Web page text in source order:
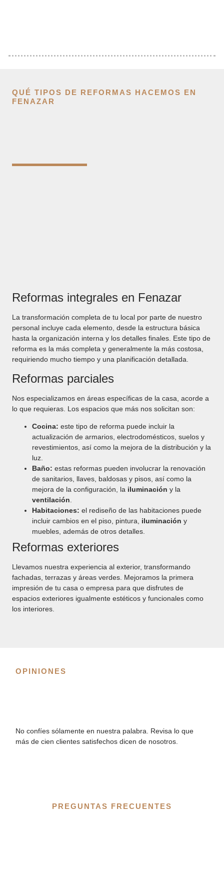
QUÉ TIPOS DE REFORMAS HACEMOS EN
FENAZAR
Reformas integrales en Fenazar
La transformación completa de tu local por parte de nuestro
personal incluye cada elemento, desde la estructura básica
hasta la organización interna y los detalles finales. Este tipo de
reforma es la más completa y generalmente la más costosa,
requiriendo mucho tiempo y una planificación detallada.
Reformas parciales
Nos especializamos en áreas específicas de la casa, acorde a
lo que requieras. Los espacios que más nos solicitan son:
Cocina: este tipo de reforma puede incluir la
actualización de armarios, electrodomésticos, suelos y
revestimientos, así como la mejora de la distribución y la
luz.
Baño: estas reformas pueden involucrar la renovación
de sanitarios, llaves, baldosas y pisos, así como la
mejora de la configuración, la iluminación y la
ventilación
Habitaciones: el rediseño de las habitaciones puede
incluir cambios en el piso, pintura, iluminación y
muebles, además de otros detalles.
Reformas exteriores
Llevamos nuestra experiencia al exterior, transformando
fachadas, terrazas y áreas verdes. Mejoramos la primera
impresión de tu casa o empresa para que disfrutes de
espacios exteriores igualmente estéticos y funcionales como
los interiores.
OPINIONES
No confíes sólamente en nuestra palabra. Revisa lo que
más de cien clientes satisfechos dicen de nosotros.
PREGUNTAS FRECUENTES